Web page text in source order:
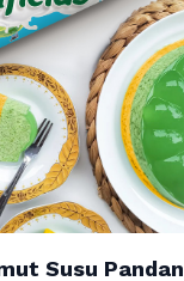
Susu Pandan